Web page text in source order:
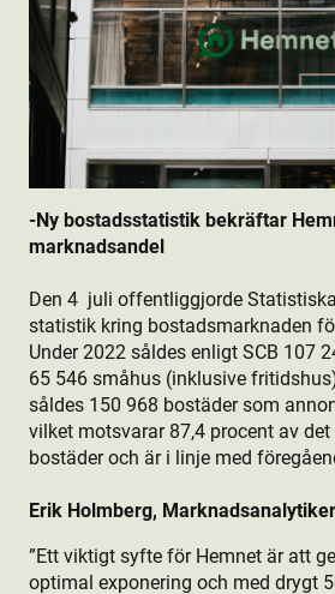
-Ny bostads­statistik bekräftar
marknadsandel
Den 4 juli offentliggjorde
statistik kring bostads­marknaden
Under 2022 såldes enligt SCB 107
65 546 småhus (inklusive
såldes 150 968 bostäder som
vilket motsvarar 87,4 procent av
bostäder och är i linje med
Erik Holmberg,
”Ett viktigt syfte för Hemnet är att
optimal exponering och med drygt